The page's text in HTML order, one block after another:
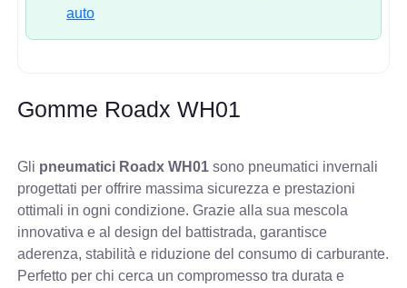
auto
Gomme Roadx WH01
Gli pneumatici Roadx WH01 sono pneumatici invernali
progettati per offrire massima sicurezza e prestazioni
ottimali in ogni condizione. Grazie alla sua mescola
innovativa e al design del battistrada, garantisce
aderenza, stabilità e riduzione del consumo di carburante.
Perfetto per chi cerca un compromesso tra durata e